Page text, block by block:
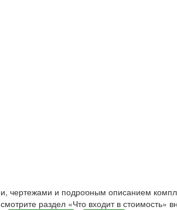
чертежами и подробным описанием
раздел «Что входит в стоимость»